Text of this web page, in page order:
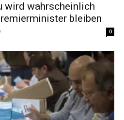
wird wahrscheinlich
bleiben
0